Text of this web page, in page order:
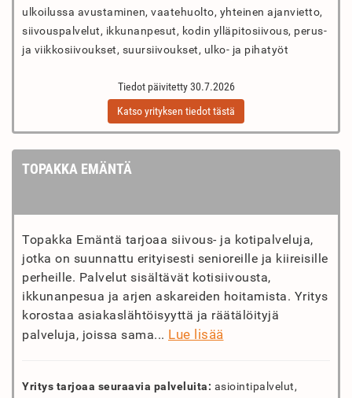
ulkoilussa avustaminen, vaatehuolto, yhteinen ajanvietto,
siivouspalvelut, ikkunanpesut, kodin ylläpitosiivous, perus-
ja viikkosiivoukset, suursiivoukset, ulko- ja pihatyöt
Tiedot päivitetty 30.7.2026
Katso yrityksen tiedot tästä
TOPAKKA EMÄNTÄ
Topakka Emäntä tarjoaa siivous- ja kotipalveluja,
jotka on suunnattu erityisesti senioreille ja kiireisille
perheille. Palvelut sisältävät kotisiivousta,
ikkunanpesua ja arjen askareiden hoitamista. Yritys
korostaa asiakaslähtöisyyttä ja räätälöityjä
palveluja, joissa sama... Lue lisää
Yritys tarjoaa seuraavia palveluita: asiointipalvelut,